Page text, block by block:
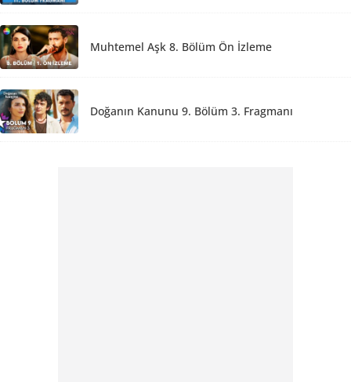
Muhtemel Aşk 8. Bölüm Ön İzleme
Doğanın Kanunu 9. Bölüm 3. Fragmanı